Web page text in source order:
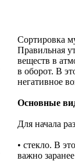
Сортировка
Правильная
веществ в
в оборот. В
негативное
Основные
Для начала
• стекло. В
важно